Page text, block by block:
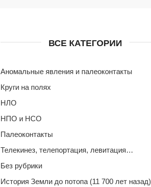
ВСЕ КАТЕГОРИИ
Аномальные явления и палеоконтакты
Круги на полях
НЛО
НПО и НСО
Палеоконтакты
Телекинез, телепортация, левитация…
Без рубрики
История Земли до потопа (11 700 лет назад)